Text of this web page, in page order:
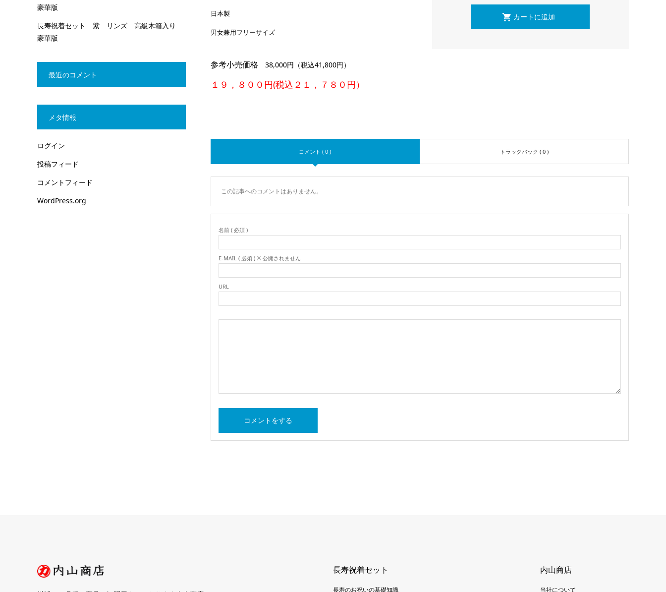
日本製
男女兼用フリーサイズ
参考小売価格 38,000円（税込41,800円）
１９，８００円(税込２１，７８０円）
コメント ( 0 ) トラックバック ( 0 )
この記事へのコメントはありません。
名前 ( 必須 )
E-MAIL ( 必須 ) ※ 公開されません
URL
豪華版
長寿祝着セット 紫 リンズ 高級木箱入り
豪華版
最近のコメント
メタ情報
ログイン
投稿フィード
コメントフィード
WordPress.org
長寿祝着セット
長寿のお祝いの基礎知識
内山商店
当社について